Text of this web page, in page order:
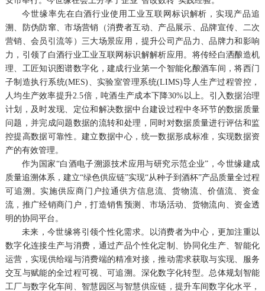
今世缘率先在白酒行业使用工业互联网标识解析，实现产品追
溯、防伪防窜、市场营销（消费者互动、产品展示、品牌宣传、二次
营销、会员引流等）三大场景应用，提升公司产品力、品牌力和影响
力，引领了白酒行业工业互联网标识解解析应用。将传经白洒酿造机
理、工匠知识图谱数字化，建成行业第一个智能化酿酒车间，将西门
子制造执行系统(MES)、实验室管理系统(LIMS)导人生产过程管控，
人均生产效率提升2.5倍，吨酒生产成本下降30%以上。引入数据治理
计划，及时发现、定位和解决数据中台建设过程中冬环节的数据质量
问题，并完成问题数据的流转和处理，同时对数据质量进行评估和监
控提高数据可靠性。建立数据中心，统一数据形成标准，实现数据资
产的有效管理。
作为国家“白酒电子溯源技术应用与研究示范企业”，今世缘建成
质量追溯体系，建立“绿色供应链”实现“从种子到酒杯”产品质量全过程
可追溯。实施供应商门户拉通供方信息流、货物流、价值流、资金
流，推广经销商门户，打造销售预测、市场活动、货物流向、资金透
明的协同平台。
未来，今世缘将引领个性化需求。以消费者为中心，更加注重以
数字化连接生产与消费，通过产品个性化定制、协同化生产、智能化
运营，实现供给端与消费端的精准对接，推动需求获取与实现、服务
交互与赋能的全过程可视、可追溯。深化数字化转型。总体规划智能
工厂与数字化车间、智慧园区与智慧供应链，提升车间数字化水平，